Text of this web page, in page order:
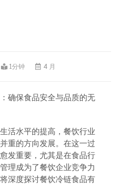
1分钟 4 月
确保食品安全与品质的无
活水平的提高，餐饮行业
重的方向发展。在这一过
发重要，尤其是在食品行
理成为了餐饮企业竞争力
深度探讨餐饮冷链食品有